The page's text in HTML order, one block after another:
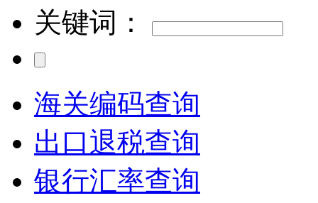
关键词：
海关编码查询
出口退税查询
银行汇率查询